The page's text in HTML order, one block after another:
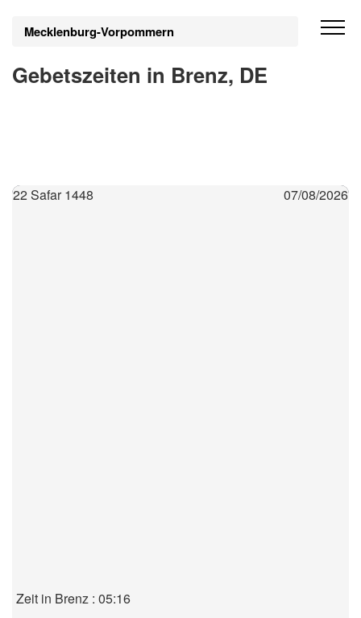
Mecklenburg-Vorpommern
Gebetszeiten in Brenz, DE
22 Safar 1448 07/08/2026
Zeit in Brenz : 05:16